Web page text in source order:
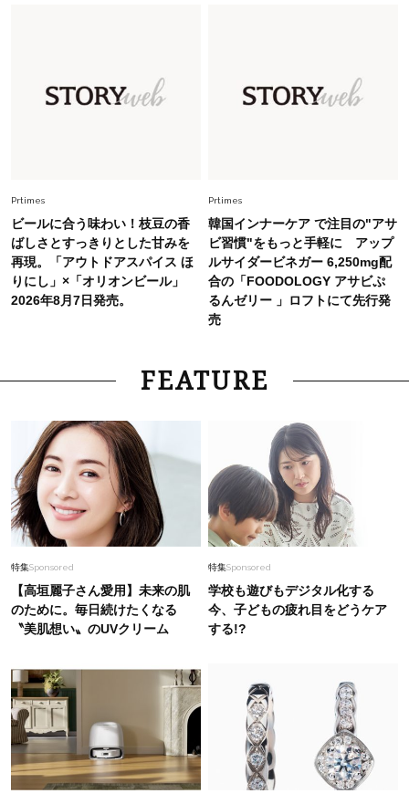
Prtimes
ビールに合う味わい！枝豆の香
ばしさとすっきりとした甘みを
再現。「アウトドアスパイス ほ
りにし」×「オリオンビール」
2026年8月7日発売。
Prtimes
韓国インナーケア で注目の"アサ
ビ習慣"をもっと手軽に アップ
ルサイダービネガー 6,250mg配
合の「FOODOLOGY アサビぷ
るんゼリー 」ロフトにて先行発
売
FEATURE
特集Sponsored
【高垣麗子さん愛用】未来の肌
のために。毎日続けたくなる
〝美肌想い〟のUVクリーム
特集Sponsored
学校も遊びもデジタル化する
今、子どもの疲れ目をどうケア
する!?